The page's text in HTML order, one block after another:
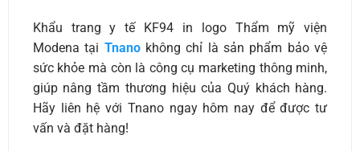
Khẩu trang y tế KF94 in logo Thẩm mỹ viện
Modena tại Tnanokhông chỉ là sản phẩm bảo vệ
sức khỏe mà còn là công cụ marketing thông minh,
giúp nâng tầm thương hiệu của Quý khách hàng.
Hãy liên hệ với Tnano ngay hôm nay để được tư
vấn và đặt hàng!